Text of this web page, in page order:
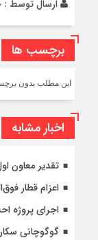
ارسال توسط :
برچسب ها
این مطلب بدون
اخبار مشابه
تقدیر معاون
اعزام قطار
اجرای پروژه
گوگوچانی